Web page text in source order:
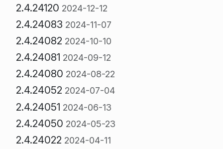
2.4.24120 2024-12-12
2.4.24083 2024-11-07
2.4.24082 2024-10-10
2.4.24081 2024-09-12
2.4.24080 2024-08-22
2.4.24052 2024-07-04
2.4.24051 2024-06-13
2.4.24050 2024-05-23
2.4.24022 2024-04-11